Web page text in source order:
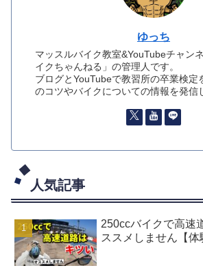
ゆっち
マッスルバイク教室&YouTubeチャン
イクちゃんねる」の管理人です。
ブログとYouTubeで教習所の卒業検定
のコツやバイクについての情報を発信
人気記事
250ccバイクで高速
ススメしません【体